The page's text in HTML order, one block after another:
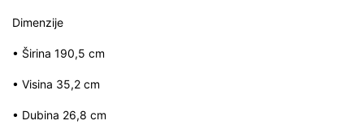
Dimenzije
• Širina 190,5 cm
• Visina 35,2 cm
• Dubina 26,8 cm